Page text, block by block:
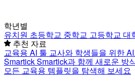
학년별
유치원 초등학교 중학교 고등학교 대
추천 자료
교육용 AI 툴 교사와 학생들을 위한
SmartickSmartick과 함께 새로운 방
모든 교육용 템플릿을 탐색해 보세요